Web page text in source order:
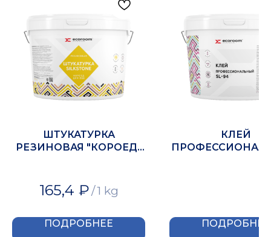
ШТУКАТУРКА
РЕЗИНОВАЯ "КОРОЕД"
165,4 ₽/1 kg
ПОДРОБНЕЕ
КЛЕЙ
ПОДРОБНЕЕ